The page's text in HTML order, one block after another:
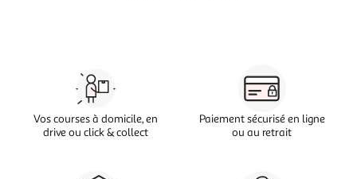
Vos courses à domicile, en
drive ou click & collect
Paiement sécurisé en ligne
ou au retrait